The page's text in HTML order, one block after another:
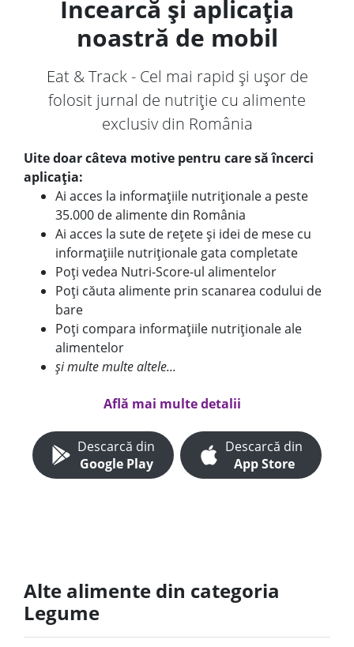
Încearcă și aplicația
noastră de mobil
Eat & Track - Cel mai rapid și ușor de
folosit jurnal de nutriție cu alimente
exclusiv din România
Uite doar câteva motive pentru care să încerci
aplicația:
Ai acces la informațiile nutriționale a peste
35.000 de alimente din România
Ai acces la sute de rețete și idei de mese cu
informațiile nutriționale gata completate
Poți vedea Nutri-Score-ul alimentelor
Poți căuta alimente prin scanarea codului de
bare
Poți compara informațiile nutriționale ale
alimentelor
și multe multe altele...
Află mai multe detalii
Descarcă din
Google Play
Descarcă din
App Store
Alte alimente din categoria
Legume